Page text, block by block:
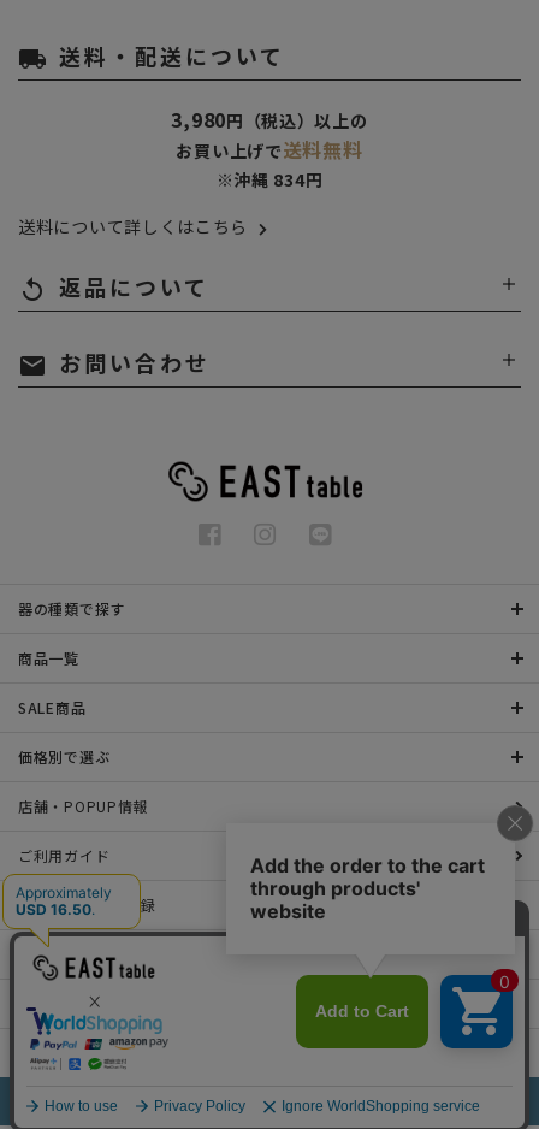
local_shipping 送料・配送について
3,980円（税込）以上の
お買い上げで送料無料
※沖縄 834円
送料について詳しくはこちら
replay 返品について
mail お問い合わせ
器の種類で探す
商品一覧
SALE商品
価格別で選ぶ
店舗・POPUP情報
ご利用ガイド
メールマガジン登録
お問い合わせ
特定商取引法表示について
プライバシーポリシー
©2022 EAST table All rights Reserved.